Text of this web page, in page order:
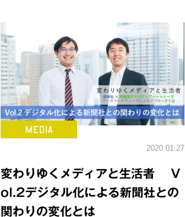
2020.01.27
変わりゆくメディアと生活者 V
ol.2デジタル化による新聞社との
関わりの変化とは